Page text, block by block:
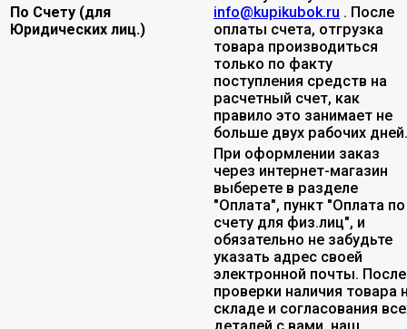
По Счету (для
Юридических лиц.)
info@kupikubok.ru . После
оплаты счета, отгрузка
товара производиться
только по факту
поступления средств на
расчетный счет, как
правило это занимает не
больше двух рабочих дней.
При оформлении заказ
через интернет-магазин
выберете в разделе
"Оплата", пункт "Оплата по
счету для физ.лиц", и
обязательно не забудьте
указать адрес своей
электронной почты. После
проверки наличия товара
складе и согласования